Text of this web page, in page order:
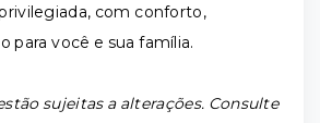
com conforto,
para você e sua família.
sujeitas a alterações. Consulte